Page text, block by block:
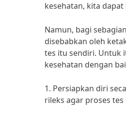
kesehatan, kita
Namun, bagi
disebabkan oleh
tes itu sendiri. Untuk
kesehatan dengan
1. Persiapkan diri
rileks agar proses tes